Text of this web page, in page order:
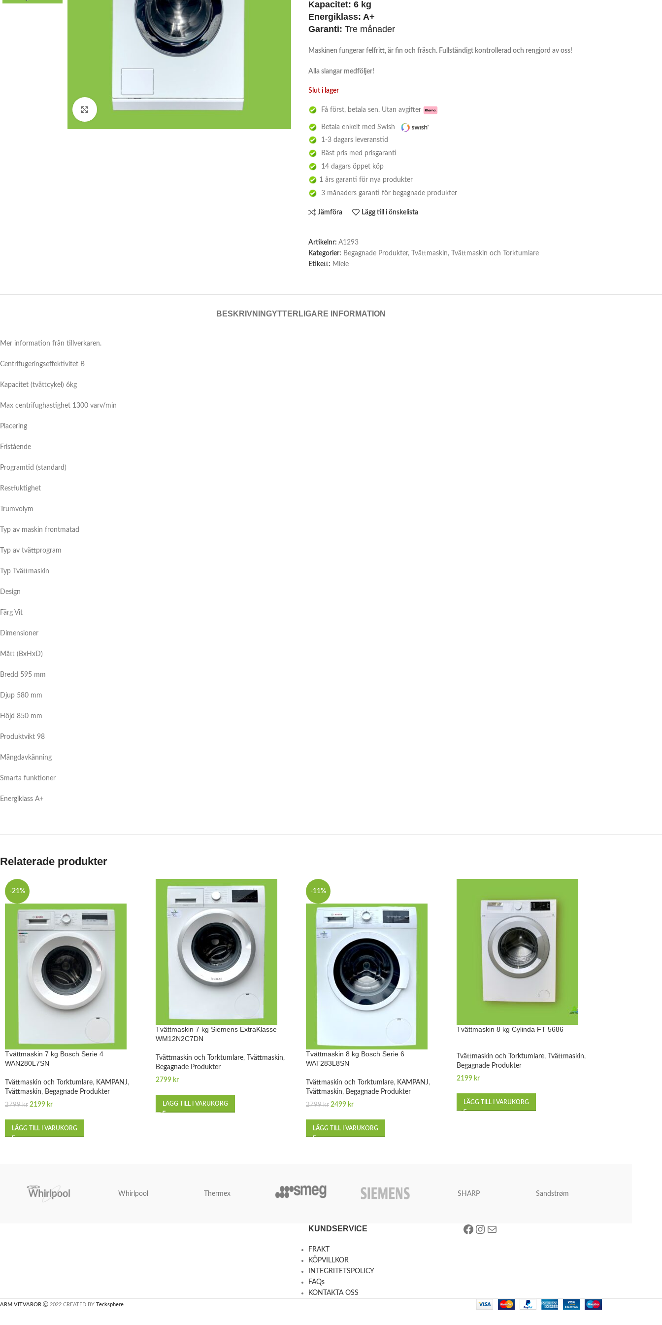
Click to enlarge
Kapacitet: 6 kg
Energiklass: A+
Garanti: Tre månader
Maskinen fungerar felfritt, är fin och fräsch. Fullständigt kontrollerad och rengjord av oss!
Alla slangar medföljer!
Slut i lager
Få först, betala sen. Utan avgifter
Betala enkelt med Swish
1-3 dagars leveranstid
Bäst pris med prisgaranti
14 dagars öppet köp
1 års garanti för nya produkter
3 månaders garanti för begagnade produkter
Jämföra Lägg till i önskelista
Artikelnr: A1293
Kategorier: Begagnade Produkter, Tvättmaskin,
Tvättmaskin och Torktumlare
Etikett: Miele
BESKRIVNINGYTTERLIGARE INFORMATION
Mer information från tillverkaren.
Centrifugeringseffektivitet B
Kapacitet (tvättcykel) 6kg
Max centrifughastighet 1300 varv/min
Placering
Fristående
Programtid (standard)
Restfuktighet
Trumvolym
Typ av maskin frontmatad
Typ av tvättprogram
Typ Tvättmaskin
Design
Färg Vit
Dimensioner
Mått (BxHxD)
Bredd 595 mm
Djup 580 mm
Höjd 850 mm
Produktvikt 98
Mängdavkänning
Smarta funktioner
Energiklass A+
Relaterade produkter
-21%
Tvättmaskin 7 kg Bosch Serie 4
WAN280L7SN
Tvättmaskin och Torktumlare, KAMPANJ,
Tvättmaskin, Begagnade Produkter
2799kr 2199 kr
LÄGG TILL I VARUKORG
Tvättmaskin 7 kg Siemens ExtraKlasse
WM12N2C7DN
Tvättmaskin och Torktumlare, Tvättmaskin,
Begagnade Produkter
2799 kr
LÄGG TILL I VARUKORG
-11%
Tvättmaskin 8 kg Bosch Serie 6
WAT283L8SN
Tvättmaskin och Torktumlare, KAMPANJ,
Tvättmaskin, Begagnade Produkter
2799kr 2499 kr
LÄGG TILL I VARUKORG
Tvättmaskin 8 kg Cylinda FT 5686
Tvättmaskin och Torktumlare, Tvättmaskin,
Begagnade Produkter
2199 kr
LÄGG TILL I VARUKORG
Whirlpool Thermex SHARP Sandstrøm
KUNDSERVICE
FRAKT
KÖPVILLKOR
INTEGRITETSPOLICY
FAQs
KONTAKTA OSS
ARM VITVAROR 2022 CREATED BY Tecksphere